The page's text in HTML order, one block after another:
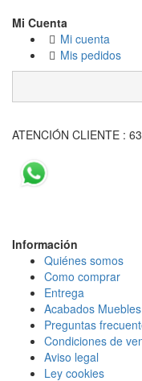
Mi Cuenta
Mi cuenta
Mis pedidos
ATENCIÓN CLIENTE :
Información
Quiénes somos
Como comprar
Entrega
Acabados Muebles
Preguntas
Condiciones de
Aviso legal
Ley cookies